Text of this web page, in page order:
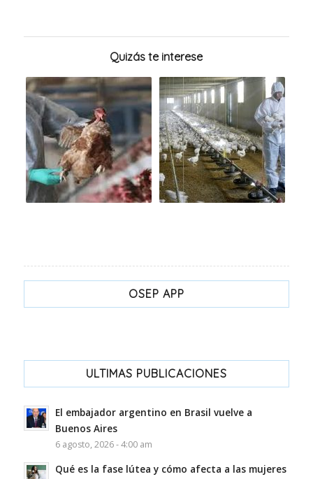
Quizás te interese
OSEP APP
ULTIMAS PUBLICACIONES
El embajador argentino en Brasil vuelve a
Buenos Aires
6 agosto, 2026 - 4:00 am
Qué es la fase lútea y cómo afecta a las mujeres